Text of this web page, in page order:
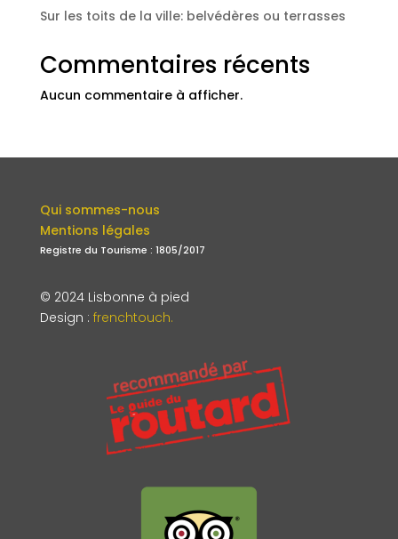
Sur les toits de la ville: belvédères ou terrasses
Commentaires récents
Aucun commentaire à afficher.
Qui sommes-nous
Mentions légales
Registre du Tourisme : 1805/2017
© 2024 Lisbonne à pied
Design : frenchtouch.